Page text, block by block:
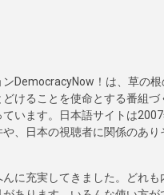
DemocracyNow！は、草の
けることを使命とする番組
います。日本語サイトは
、日本の視聴者に関係のあり
に充実してきました。どれも